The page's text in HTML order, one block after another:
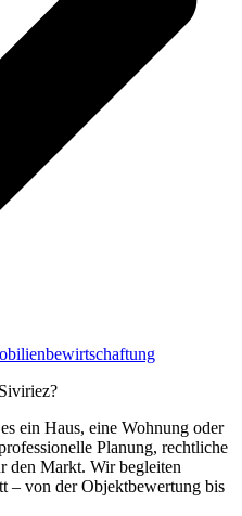
ein Haus, eine Wohnung oder
Planung, rechtliche
den Markt. Wir begleiten
– von der Objektbewertung bis